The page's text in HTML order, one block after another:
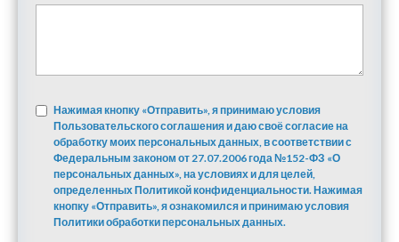
Нажимая кнопку «Отправить», я принимаю условия
Пользовательского соглашения и даю своё согласие на
обработку моих персональных данных, в соответствии с
Федеральным законом от 27.07.2006 года №152-ФЗ «О
персональных данных», на условиях и для целей,
определенных Политикой конфиденциальности. Нажимая
кнопку «Отправить», я ознакомился и принимаю условия
Политики обработки персональных данных.